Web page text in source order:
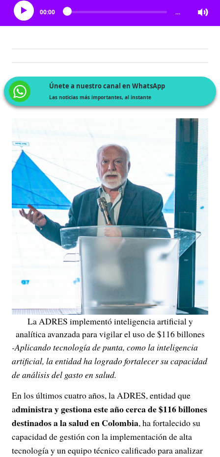
00:00 …
Únete a nuestro canal en WhatsApp
Las noticias más importantes, al instante
La ADRES implementó inteligencia artificial y
analítica avanzada para vigilar el uso de $116 billones
-Aplicando tecnología de punta, como la inteligencia
artificial, la entidad ha logrado fortalecer su capacidad
de análisis del gasto en salud.
En los últimos cuatro años, la ADRES, entidad que
administra y gestiona este año cerca de $116 billones
destinados a la salud en Colombia, ha fortalecido su
capacidad de gestión con la implementación de alta
tecnología y un equipo técnico calificado para analizar